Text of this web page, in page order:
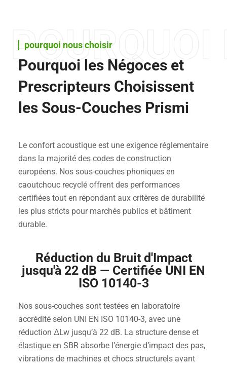
pourquoi nous choisir
Pourquoi les Négoces et
Prescripteurs Choisissent
les Sous-Couches Prismi
Le confort acoustique est une exigence réglementaire
dans la majorité des codes de construction
européens. Nos sous-couches phoniques en
caoutchouc recyclé offrent des performances
certifiées tout en répondant aux critères de durabilité
les plus stricts pour marchés publics et bâtiment
durable.
Réduction du Bruit d'Impact
jusqu'à 22 dB — Certifiée UNI EN
ISO 10140-3
Nos sous-couches sont testées en laboratoire
accrédité selon UNI EN ISO 10140-3, avec une
réduction ΔLw jusqu’à 22 dB. La structure dense et
élastique en SBR absorbe l’énergie d’impact des pas,
vibrations de machines et chocs structurels avant